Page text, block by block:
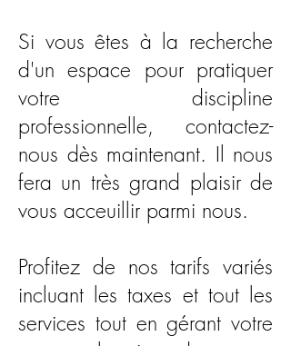
Si vous êtes à la recherche
d'un espace pour pratiquer
votre discipline
professionnelle, contactez-
nous dès maintenant. Il nous
fera un très grand plaisir de
vous acceuillir parmi nous.
Profitez de nos tarifs variés
incluant les taxes et tout les
services tout en gérant votre